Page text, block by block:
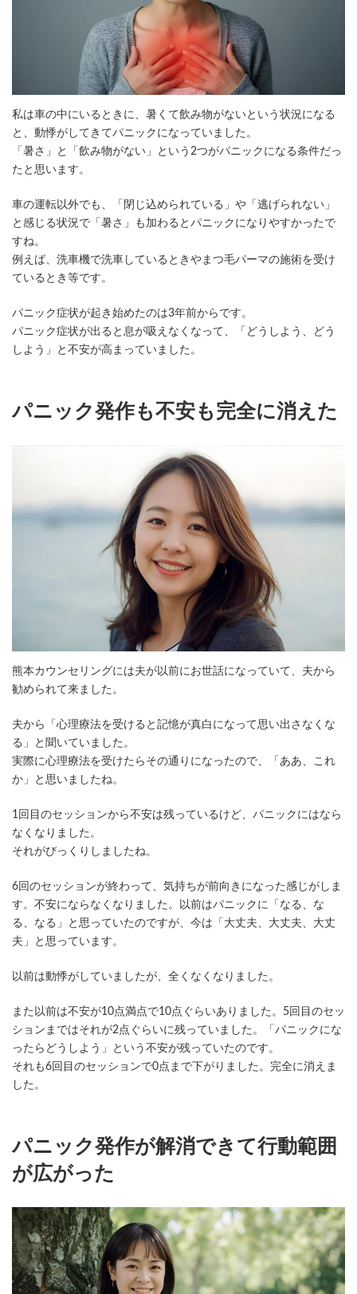
私は車の中にいるときに、暑くて飲み物がないという状況になる
と、動悸がしてきてパニックになっていました。
「暑さ」と「飲み物がない」という2つがパニックになる条件だっ
たと思います。
車の運転以外でも、「閉じ込められている」や「逃げられない」
と感じる状況で「暑さ」も加わるとパニックになりやすかったで
すね。
例えば、洗車機で洗車しているときやまつ毛パーマの施術を受け
ているとき等です。
パニック症状が起き始めたのは3年前からです。
パニック症状が出ると息が吸えなくなって、「どうしよう、どう
しよう」と不安が高まっていました。
パニック発作も不安も完全に消えた
熊本カウンセリングには夫が以前にお世話になっていて、夫から
勧められて来ました。
夫から「心理療法を受けると記憶が真白になって思い出さなくな
る」と聞いていました。
実際に心理療法を受けたらその通りになったので、「ああ、これ
か」と思いましたね。
1回目のセッションから不安は残っているけど、パニックにはなら
なくなりました。
それがびっくりしましたね。
6回のセッションが終わって、気持ちが前向きになった感じがしま
す。不安にならなくなりました。以前はパニックに「なる、な
る、なる」と思っていたのですが、今は「大丈夫、大丈夫、大丈
夫」と思っています。
以前は動悸がしていましたが、全くなくなりました。
また以前は不安が10点満点で10点ぐらいありました。5回目のセッ
ションまではそれが2点ぐらいに残っていました。「パニックにな
ったらどうしよう」という不安が残っていたのです。
それも6回目のセッションで0点まで下がりました。完全に消えま
した。
パニック発作が解消できて行動範囲
が広がった